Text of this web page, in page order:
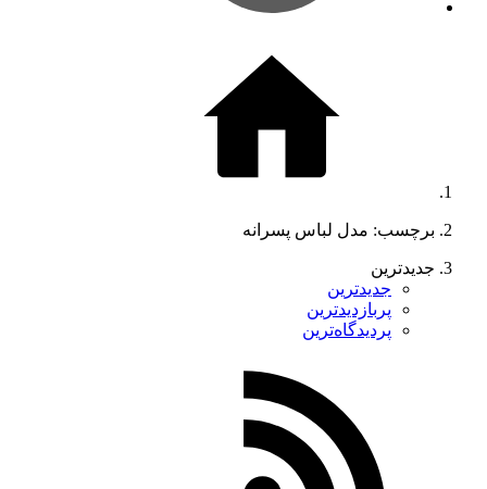
برچسب: مدل لباس پسرانه
جدیدترین
جدیدترین
پربازدیدترین
پردیدگاه‌ترین